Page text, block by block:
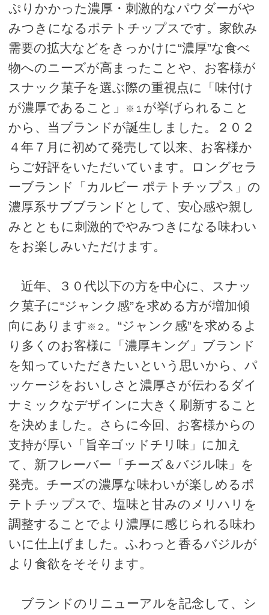
ぷりかかった濃厚・刺激的なパウダーがや
みつきになるポテトチップスです。家飲み
需要の拡大などをきっかけに“濃厚”な食べ
物へのニーズが高まったことや、お客様が
スナック菓子を選ぶ際の重視点に「味付け
が濃厚であること」
※１ が挙げられること
から、当ブランドが誕生しました。２０２
４年７月に初めて発売して以来、お客様か
らご好評をいただいています。ロングセラ
ーブランド「カルビー ポテトチップス」の
濃厚系サブブランドとして、安心感や親し
みとともに刺激的でやみつきになる味わい
をお楽しみいただけます。
近年、３０代以下の方を中心に、スナッ
ク菓子に“ジャンク感”を求める方が増加傾
向にあります ※２ 。“ジャンク感”を求めるよ
り多くのお客様に「濃厚キング」ブランド
を知っていただきたいという思いから、パ
ッケージをおいしさと濃厚さが伝わるダイ
ナミックなデザインに大きく刷新すること
を決めました。さらに今回、お客様からの
支持が厚い「旨辛ゴッドチリ味」に加え
て、新フレーバー「チーズ＆バジル味」を
発売。チーズの濃厚な味わいが楽しめるポ
テトチップスで、塩味と甘みのメリハリを
調整することでより濃厚に感じられる味わ
いに仕上げました。ふわっと香るバジルが
より食欲をそそります。
ブランドのリニューアルを記念して、シ